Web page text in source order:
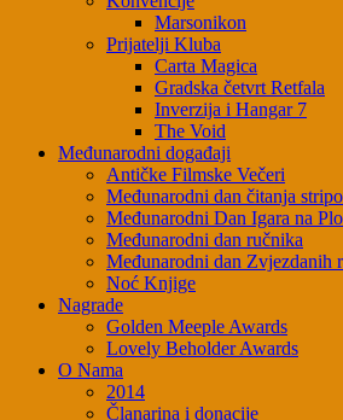
Marsonikon
Prijatelji Kluba
Carta Magica
Gradska četvrt Retfala
Inverzija i Hangar 7
The Void
Međunarodni događaji
Antičke Filmske Večeri
Međunarodni dan čitanja
Međunarodni Dan Igara na
Međunarodni dan ručnika
Međunarodni dan Zvjezdanih
Noć Knjige
Nagrade
Golden Meeple Awards
Lovely Beholder Awards
O Nama
2014
Članarina i donacije